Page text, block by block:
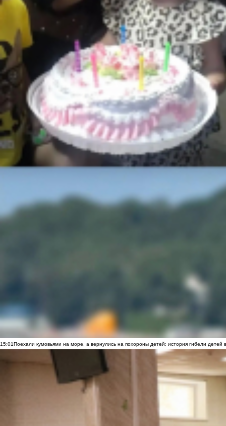
15:01Поехали кумовьями на море, а вернулись на похороны детей: история гибели детей